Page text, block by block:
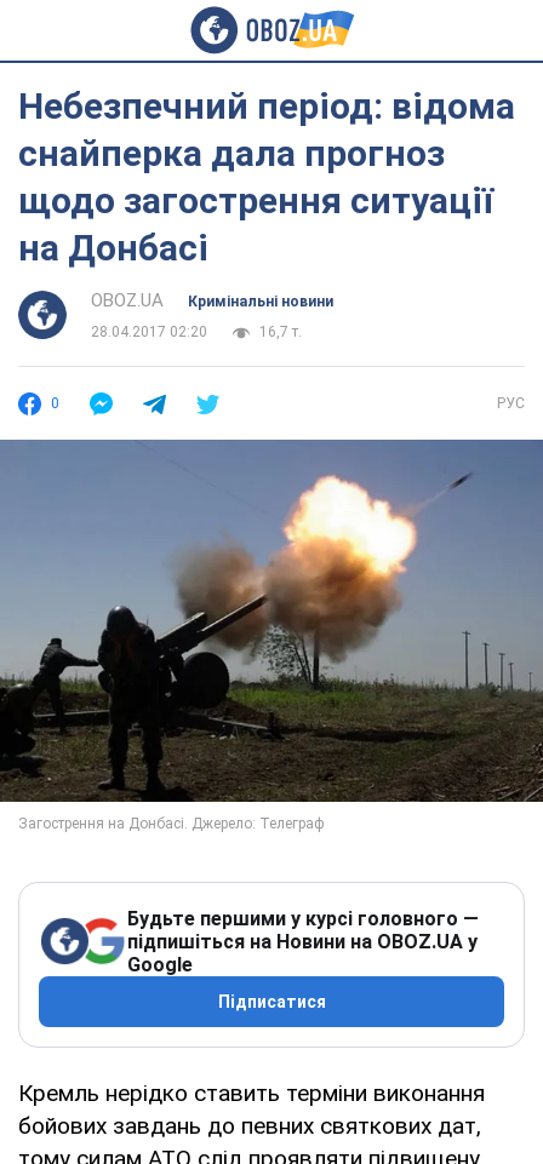
Небезпечний період: відома
снайперка дала прогноз
щодо загострення ситуації
на Донбасі
OBOZ.UA
Кримінальні новини
28.04.2017 02:20
16,7 т.
0 РУС
Будьте першими у курсі головного —
підпишіться на Новини на OBOZ.UA у
Google
Підписатися
Кремль нерідко ставить терміни виконання
бойових завдань до певних святкових дат,
тому силам АТО слід проявляти підвищену